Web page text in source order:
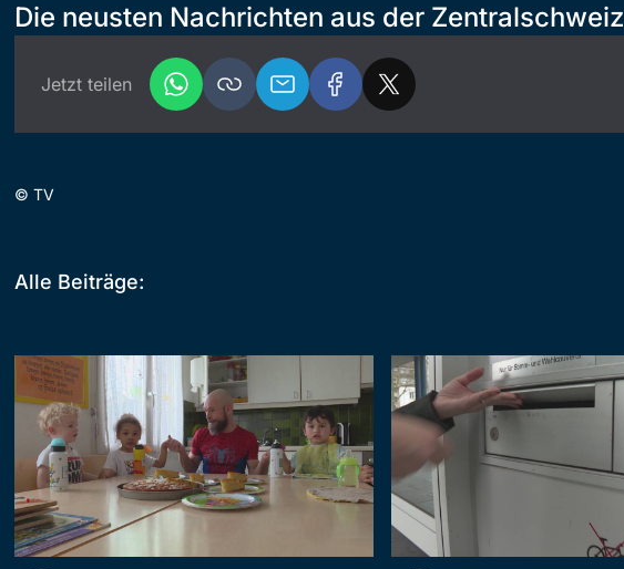
Die neusten Nachrichten aus der Zentralschweiz
Jetzt teilen
© TV
Alle Beiträge: